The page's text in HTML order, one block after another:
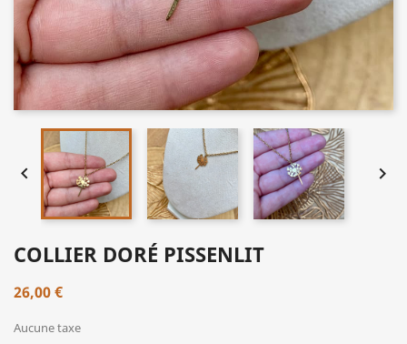
 
COLLIER DORÉ PISSENLIT
26,00 €
Aucune taxe